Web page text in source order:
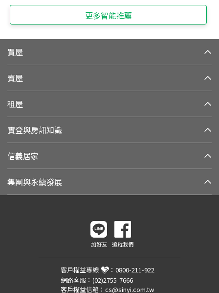
更多智能推薦
買屋
賣屋
租屋
實登與房訊知識
信義居家
集團與永續發展
加好友 追蹤我們
客戶權益專線 ： 0800-211-922
網路客服： (02)2755-7666
客戶權益信箱： cs@sinyi.com.tw